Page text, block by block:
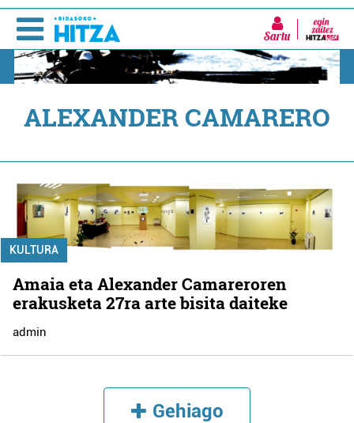
Sartu
ALEXANDER CAMARERO
KULTURA
Amaia eta Alexander Camareroren
erakusketa 27ra arte bisita daiteke
admin
Gehiago